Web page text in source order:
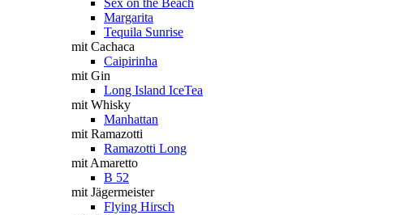
Margarita
Tequila Sunrise
mit Cachaca
Caipirinha
mit Gin
Long Island IceTea
mit Whisky
Manhattan
mit Ramazotti
Ramazotti Long
mit Amaretto
B 52
mit Jägermeister
Flying Hirsch